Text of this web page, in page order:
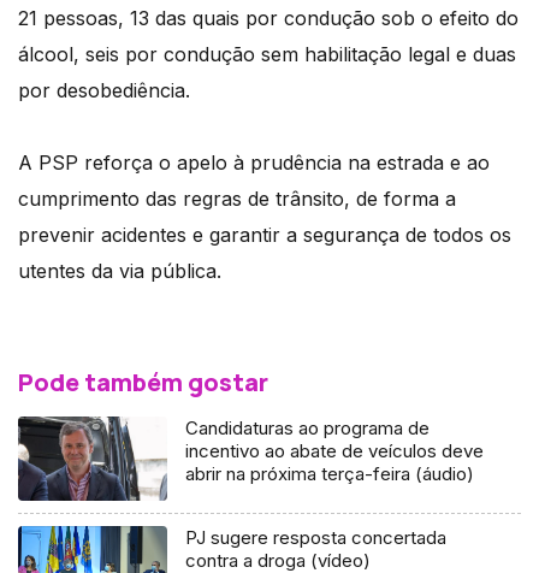
21 pessoas, 13 das quais por condução sob o efeito do
álcool, seis por condução sem habilitação legal e duas
por desobediência.
A PSP reforça o apelo à prudência na estrada e ao
cumprimento das regras de trânsito, de forma a
prevenir acidentes e garantir a segurança de todos os
utentes da via pública.
Pode também gostar
Candidaturas ao programa de
incentivo ao abate de veículos deve
abrir na próxima terça-feira (áudio)
PJ sugere resposta concertada
contra a droga (vídeo)